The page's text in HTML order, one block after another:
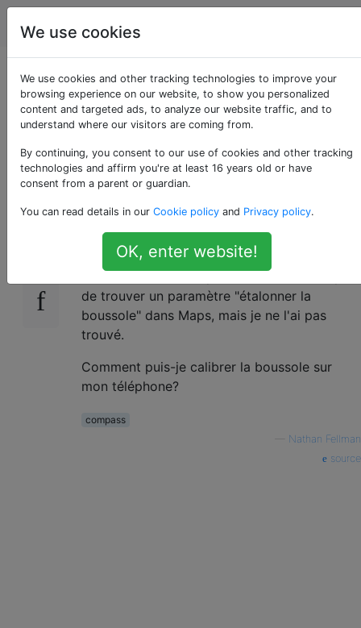
Android
Comment puis-je
calibrer la boussole
sur mon téléphone?
33
Google Maps me demande parfois de
calibrer ma boussole. La dernière fois, je me
suis empressé de le faire et maintenant, la
boussole semble un peu éteinte. J'ai essayé
de trouver un paramètre "étalonner la
boussole" dans Maps, mais je ne l'ai pas
trouvé.
Comment puis-je calibrer la boussole sur
mon téléphone?
compass
Nathan Fellman
source
We use cookies
We use cookies and other tracking technologies to improve your
browsing experience on our website, to show you personalized
content and targeted ads, to analyze our website traffic, and to
understand where our visitors are coming from.
By continuing, you consent to our use of cookies and other tracking
technologies and affirm you're at least 16 years old or have
consent from a parent or guardian.
You can read details in our Cookie policy and Privacy policy.
OK, enter website!